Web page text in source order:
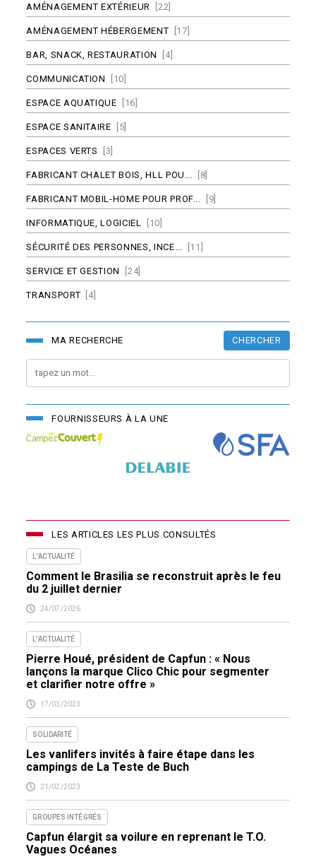
AMÉNAGEMENT EXTÉRIEUR
[22]
AMÉNAGEMENT HÉBERGEMENT [17]
BAR, SNACK, RESTAURATION [4]
COMMUNICATION [10]
ESPACE AQUATIQUE [16]
ESPACE SANITAIRE [5]
ESPACES VERTS [3]
FABRICANT CHALET BOIS, HLL POU... [8]
FABRICANT MOBIL-HOME POUR PROF... [9]
INFORMATIQUE, LOGICIEL [10]
SÉCURITÉ DES PERSONNES, INCE... [11]
SERVICE ET GESTION [24]
TRANSPORT [4]
MA RECHERCHE CHERCHER
FOURNISSEURS À LA UNE
LES ARTICLES LES PLUS CONSULTÉS
L'ACTUALITÉ
Comment le Brasilia se reconstruit après le feu
du 2 juillet dernier
24/07/2026
L'ACTUALITÉ
Pierre Houé, président de Capfun : « Nous
lançons la marque Clico Chic pour segmenter
et clarifier notre offre »
17/03/2023
SOLIDARITÉ
Les vanlifers invités à faire étape dans les
campings de La Teste de Buch
21/02/2023
GROUPES INTÉGRÉS
Capfun élargit sa voilure en reprenant le T.O.
Vagues Océanes